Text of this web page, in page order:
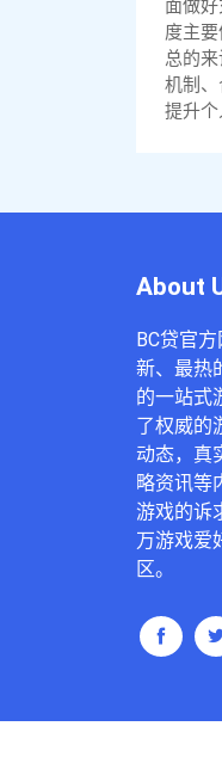
面做
度主
总的
机制
提升
About
BC贷官
新、最热
的一站式
了权威的
动态，真
略资讯等
游戏的诉
万游戏爱
区。